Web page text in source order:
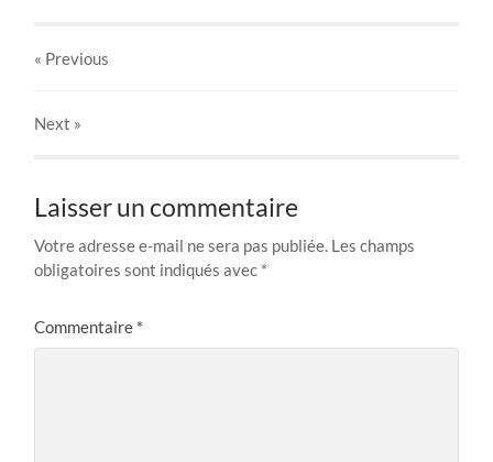
« Previous
Next »
Laisser un commentaire
Votre adresse e-mail ne sera pas publiée. Les champs
obligatoires sont indiqués avec *
Commentaire *